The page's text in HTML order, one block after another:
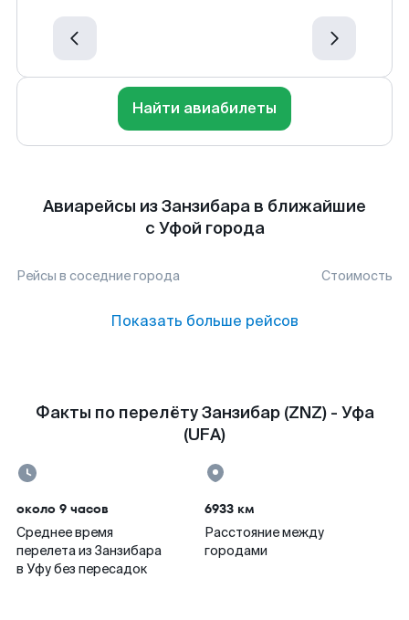
Найти авиабилеты
Авиарейсы из Занзибара в ближайшие
с Уфой города
Рейсы в соседние города Стоимость
Показать больше рейсов
Факты по перелёту Занзибар (ZNZ) - Уфа
(UFA)
около 9 часов
Среднее время
перелета из Занзибара
в Уфу без пересадок
6933 км
Расстояние между
городами